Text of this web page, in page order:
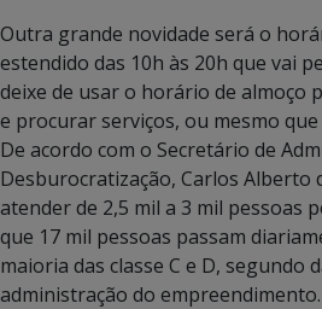
Outra grande novidade será o
estendido das 10h às 20h que vai
deixe de usar o horário de almoço
e procurar serviços, ou mesmo
De acordo com o Secretário de
Desburocratização, Carlos Alberto
atender de 2,5 mil a 3 mil pessoas
que 17 mil pessoas passam
maioria das classe C e D, segundo
administração do empreendimento.